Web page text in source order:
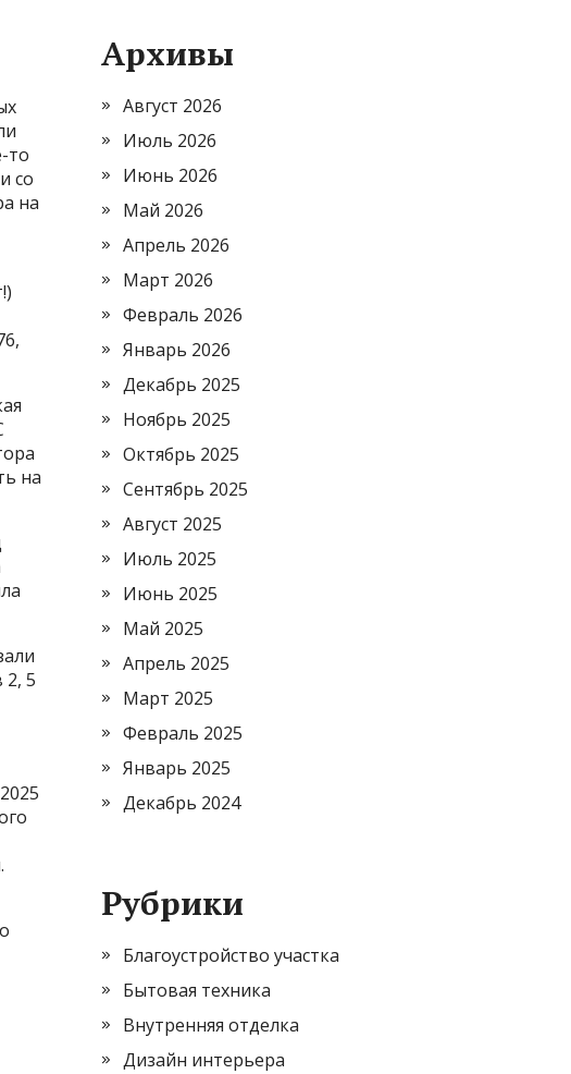
то
со
на
на
2, 5
Архивы
Август 2026
Июль 2026
Июнь 2026
Май 2026
Апрель 2026
Март 2026
Февраль 2026
Январь 2026
Декабрь 2025
Ноябрь 2025
Октябрь 2025
Сентябрь 2025
Август 2025
Июль 2025
Июнь 2025
Май 2025
Апрель 2025
Март 2025
Февраль 2025
Январь 2025
Декабрь 2024
Рубрики
Благоустройство участка
Бытовая техника
Внутренняя отделка
Дизайн интерьера